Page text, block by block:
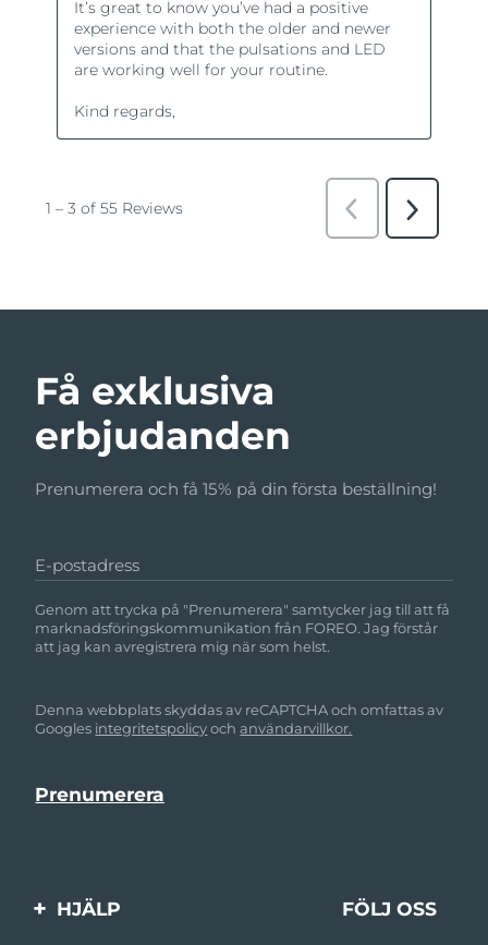
Få exklusiva
erbjudanden
Prenumerera och få 15% på din första beställning!
E-postadress
Genom att trycka på "Prenumerera" samtycker jag till att få
marknadsföringskommunikation från FOREO. Jag förstår
att jag kan avregistrera mig när som helst.
Denna webbplats skyddas av reCAPTCHA och omfattas av
Googles integritetspolicyochanvändarvillkor.
HJÄLP FÖLJ OSS